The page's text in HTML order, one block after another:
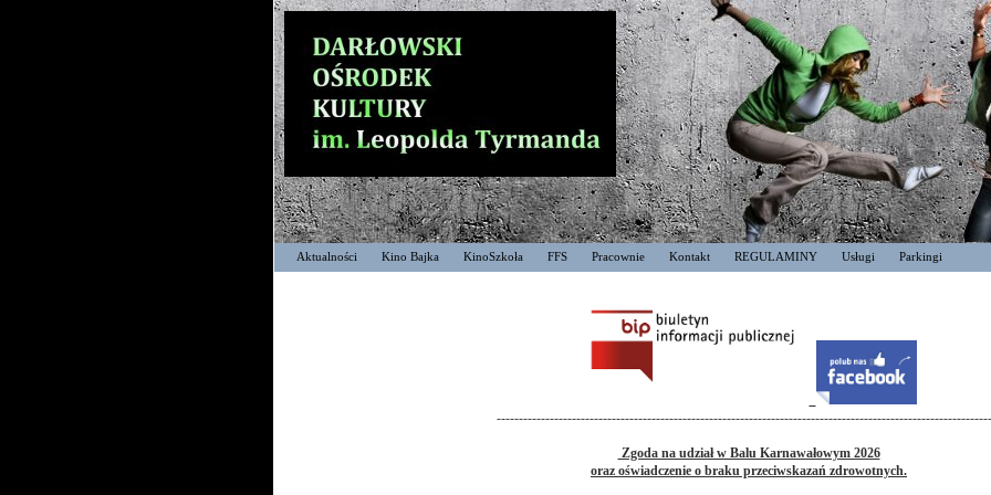
Aktualności Kino Bajka KinoSzkoła FFS Pracownie Kontakt REGULAMINY Usługi Parkingi
Zgoda na udział w Balu Karnawałowym 2026
oraz oświadczenie o braku przeciwskazań zdrowotnych.